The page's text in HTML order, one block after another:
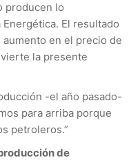
producen lo
El resultado
en el precio de
la presente
-el año pasado-
para arriba porque
petroleros.”
de